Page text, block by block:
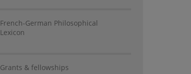
French-German Philosophical
Lexicon
Grants & fellowships